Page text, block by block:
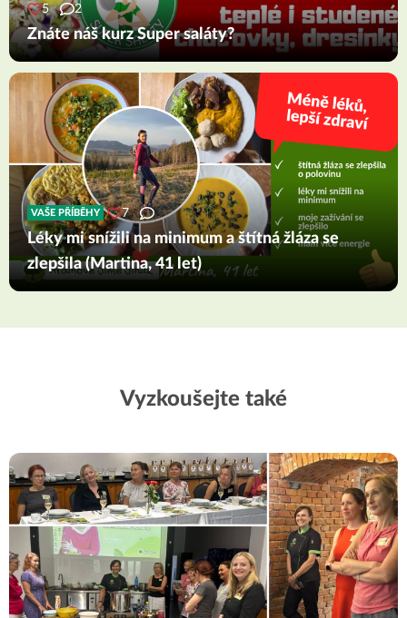
5 2
Znáte náš kurz Super saláty?
VAŠE PŘÍBĚHY 7
Léky mi snížili na minimum a štítná žláza se
zlepšila (Martina, 41 let)
Vyzkoušejte také